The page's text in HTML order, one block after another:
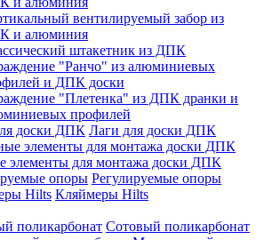
вентилируемый забор из
и алюминия
штакетник из ДПК
"Ранчо" из алюминиевых
и ДПК доски
"Плетенка" из ДПК дранки и
профилей
Лаги для доски ДПК
элементы для монтажа доски ДПК
Регулируемые опоры
Кляймеры Hilts
Сотовый поликарбонат